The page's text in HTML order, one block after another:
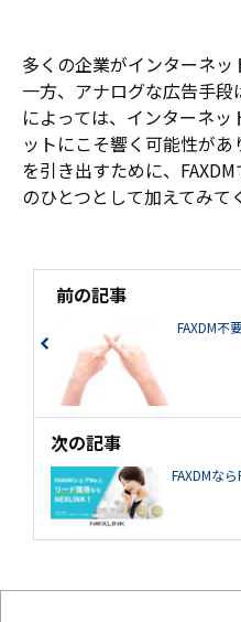
多くの企業がインターネ
一方、アナログな広告手
によっては、インターネ
ットにこそ響く可能性が
を引き出すために、
のひとつとして加えてみて
前の記事
FAXDM不
次の記事
FAXDMな